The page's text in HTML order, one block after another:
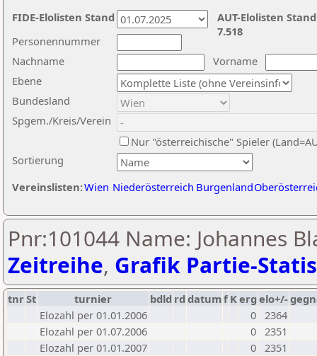
Nachname
Vorname
Ebene
Sortierung
Personennummer
Bundesland
Spgem./Kreis/Verein
Nur "österreichische" Spieler
Vereinslisten:Wien Niederösterreich Burgenland
AUT-Elolisten
7.518
FIDE-Elolisten Stand
Pnr:101044 Name: Johannes
Zeitreihe, Grafik Partie-
tnrSt turnier bdld rd datumf Kerg elo+/-
Elozahl per 01.01.2006
0 2364
Elozahl per 01.07.2006
0 2351
Elozahl per 01.01.2007
0 2351